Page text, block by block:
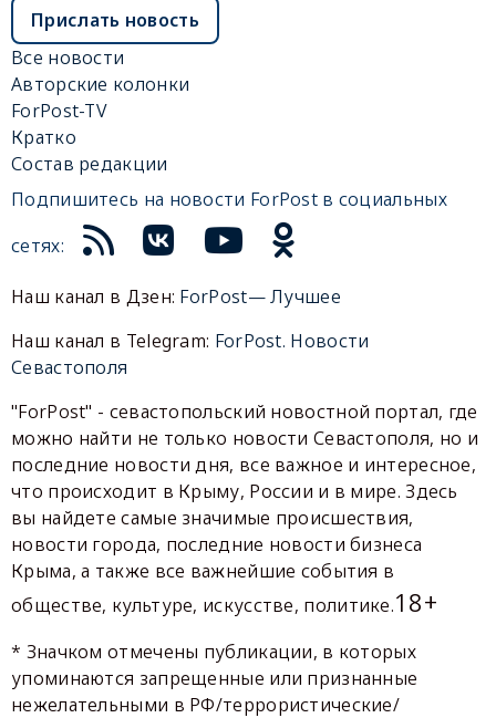
Прислать новость
Все новости
Авторские колонки
ForPost-TV
Кратко
Состав редакции
Подпишитесь на новости ForPost в социальных
сетях:
Наш канал в Дзен: ForPost— Лучшее
Наш канал в Telegram: ForPost. Новости
Севастополя
"ForPost" - севастопольский новостной портал, где
можно найти не только новости Севастополя, но и
последние новости дня, все важное и интересное,
что происходит в Крыму, России и в мире. Здесь
вы найдете самые значимые происшествия,
новости города, последние новости бизнеса
Крыма, а также все важнейшие события в
обществе, культуре, искусстве, политике.18+
* Значком отмечены публикации, в которых
упоминаются запрещенные или признанные
нежелательными в РФ/террористические/